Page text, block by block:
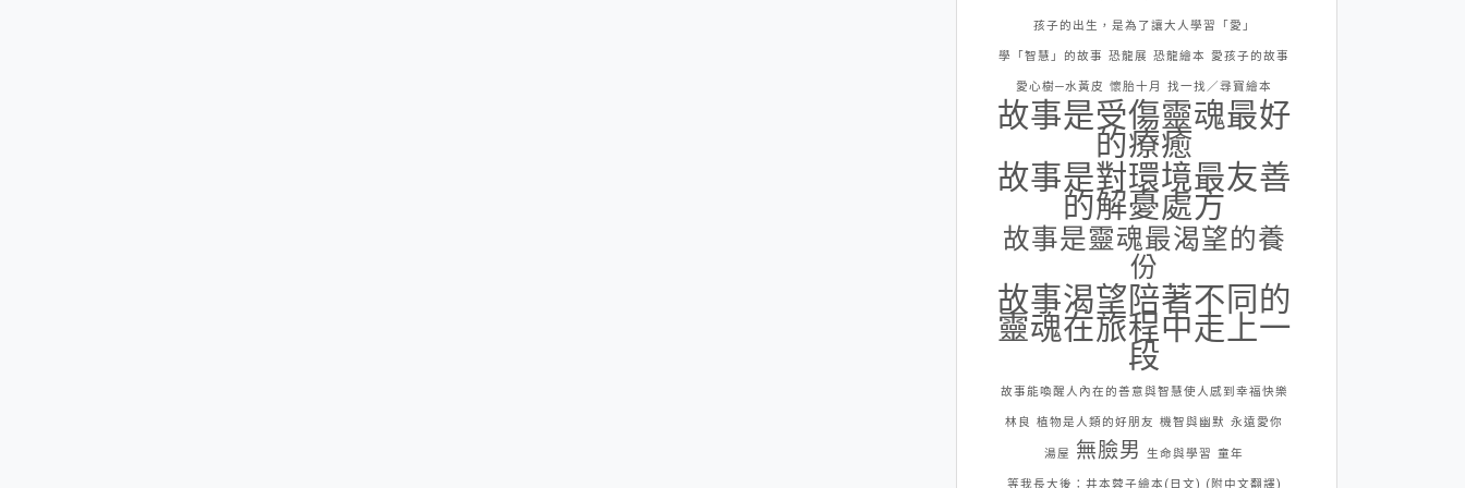
孩子的出生，是為了讓大人學習「愛」
學「智慧」的故事 恐龍展 恐龍繪本 愛孩子的故事
愛心樹─水黃皮 懷胎十月 找一找／尋寶繪本
故事是受傷靈魂最好
的療癒
故事是對環境最友善
的解憂處方
故事是靈魂最渴望的養
份
故事渴望陪著不同的
靈魂在旅程中走上一
段
故事能喚醒人內在的善意與智慧使人感到幸福快樂
林良 植物是人類的好朋友 機智與幽默 永遠愛你
湯屋 無臉男 生命與學習 童年
等我長大後：井本蓉子繪本(日文) (附中文翻譯)